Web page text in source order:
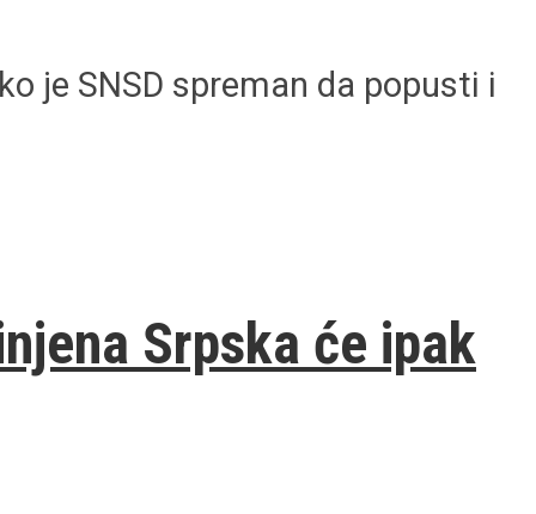
je SNSD spreman da popusti i
Srpska će ipak